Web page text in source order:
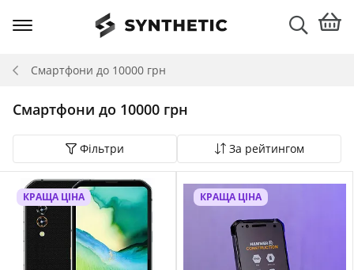
Смартфони до 10000 грн
Смартфони до 10000 грн
Фільтри За рейтингом
КРАЩА ЦІНА КРАЩА ЦІНА